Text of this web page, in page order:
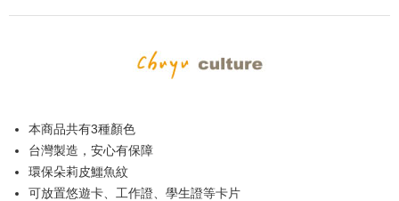
本商品共有3種顏色
台灣製造，安心有保障
環保朵莉皮鱷魚紋
可放置悠遊卡、工作證、學生證等卡片